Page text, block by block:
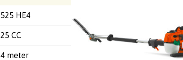
525 HE4
25 CC
4 meter